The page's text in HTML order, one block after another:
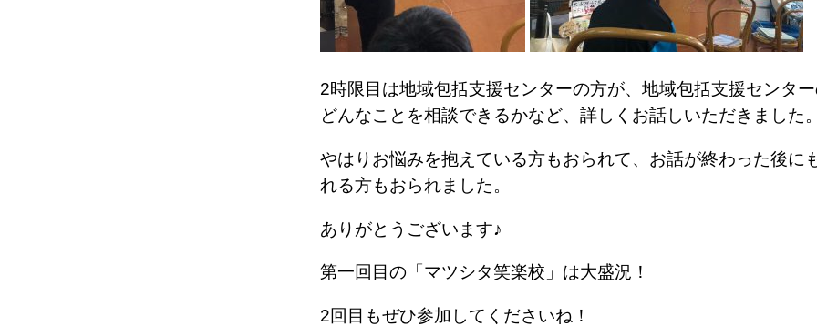
2時限目は地域包括支援センターの方が、地域包括支援センター
どんなことを相談できるかなど、詳しくお話しいただきました。
やはりお悩みを抱えている方もおられて、お話が終わった後に
れる方もおられました。
ありがとうございます♪
第一回目の「マツシタ笑楽校」は大盛況！
2回目もぜひ参加してくださいね！